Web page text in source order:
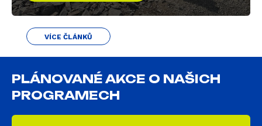
VÍCE ČLÁNKŮ
PLÁNOVANÉ AKCE O NAŠICH
PROGRAMECH